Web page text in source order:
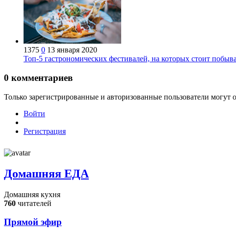
1375 0 13 января 2020
Топ-5 гастрономических фестивалей, на которых стоит
0 комментариев
Только зарегистрированные и авторизованные пользователи могут
Войти
Регистрация
Домашняя ЕДА
Домашняя кухня
760 читателей
Прямой эфир